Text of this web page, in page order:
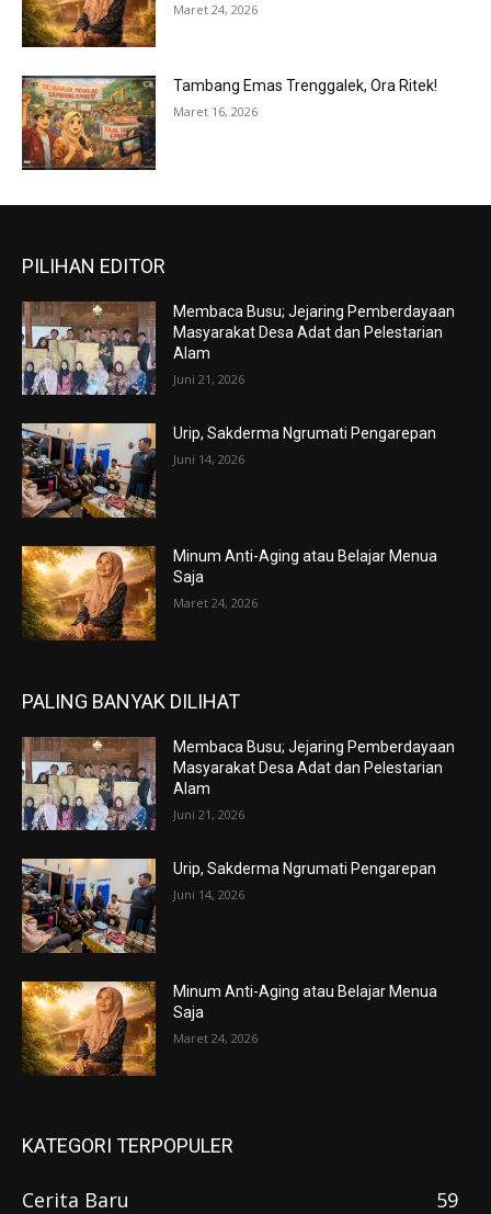
Maret 24, 2026
Tambang Emas Trenggalek, Ora Ritek!
Maret 16, 2026
PILIHAN EDITOR
Membaca Busu; Jejaring Pemberdayaan
Masyarakat Desa Adat dan Pelestarian
Alam
Juni 21, 2026
Urip, Sakderma Ngrumati Pengarepan
Juni 14, 2026
Minum Anti-Aging atau Belajar Menua
Saja
Maret 24, 2026
PALING BANYAK DILIHAT
Membaca Busu; Jejaring Pemberdayaan
Masyarakat Desa Adat dan Pelestarian
Alam
Juni 21, 2026
Urip, Sakderma Ngrumati Pengarepan
Juni 14, 2026
Minum Anti-Aging atau Belajar Menua
Saja
Maret 24, 2026
KATEGORI TERPOPULER
Cerita Baru
59